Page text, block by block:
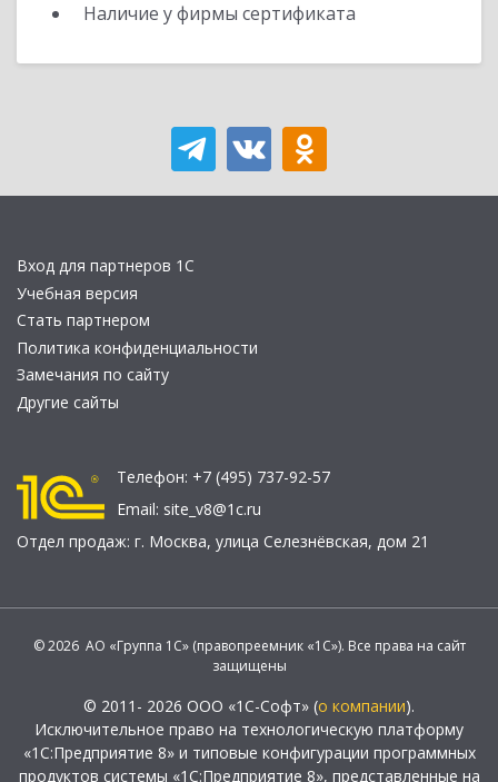
Наличие у фирмы сертификата
Вход для партнеров 1С
Учебная версия
Стать партнером
Политика конфиденциальности
Замечания по сайту
Другие сайты
Телефон: +7 (495) 737-92-57
Email: site_v8@1c.ru
Отдел продаж: г. Москва, улица Селезнёвская, дом 21
© 2026 АО «Группа 1С» (правопреемник «1С»). Все права на сайт
защищены
© 2011- 2026 ООО «1С-Софт» (о компании).
Исключительное право на технологическую платформу
«1С:Предприятие 8» и типовые конфигурации программных
продуктов системы «1С:Предприятие 8», представленные на